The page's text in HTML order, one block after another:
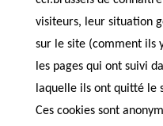
visiteurs, leur situation
sur le site (comment ils
les pages qui ont suivi
laquelle ils ont quitté
Ces cookies sont